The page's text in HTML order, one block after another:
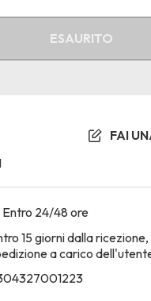
ESAURITO
FAI
Entro 24/48 ore
15 giorni dalla
a carico